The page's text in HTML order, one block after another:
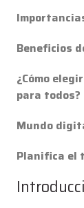
Beneficios
¿Cómo
para todos?
Mundo
Planifica el